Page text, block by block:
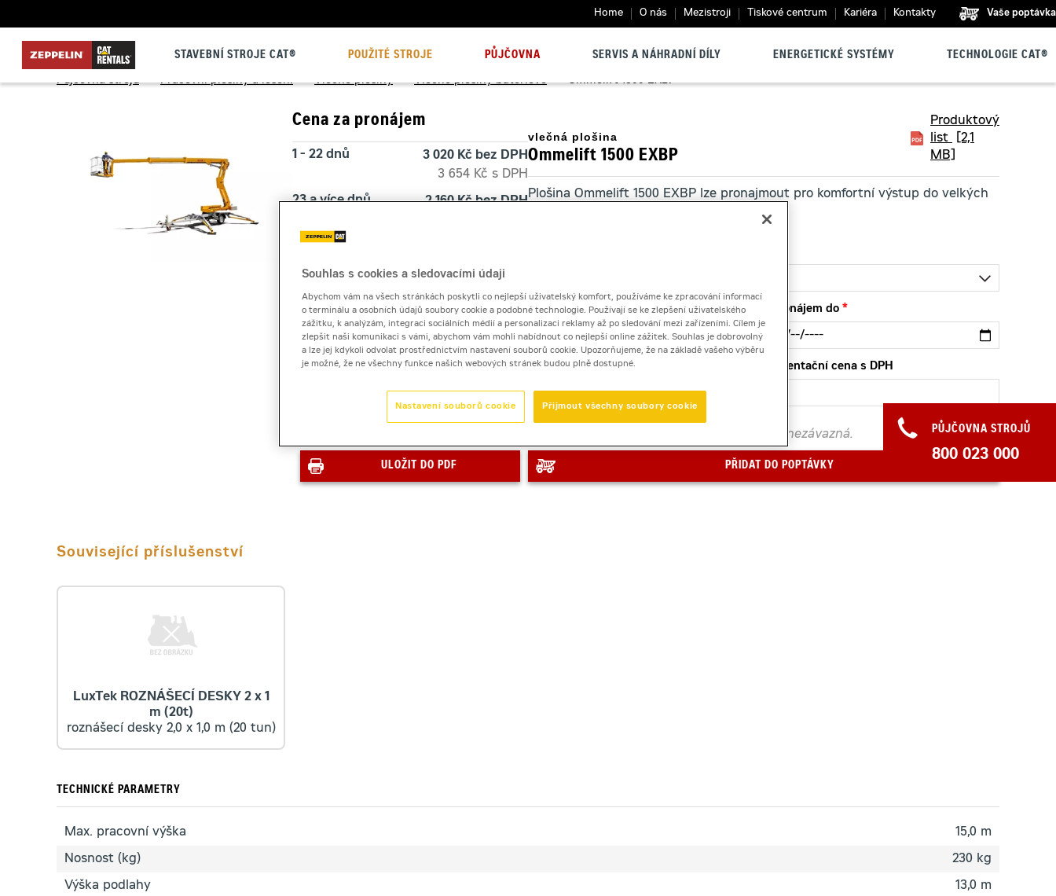
Home O nás Mezistroji Tiskové centrum Kariéra Kontakty Vaše poptávka
STAVEBNÍ STROJE CAT® POUŽITÉ STROJE PŮJČOVNA SERVIS A NÁHRADNÍ DÍLY ENERGETICKÉ SYSTÉMY TECHNOLOGIE CAT®
PŮJČOVNA STROJŮ
800 023 000
Půjčovna strojů > Pracovní plošiny a lešení > Vlečné plošiny > Vlečné plošiny bateriové > Ommelift 1500 EXBP
Cena za pronájem
1 - 22 dnů
3 020 Kč bez DPH
3 654 Kč s DPH
23 a více dnů
2 160 Kč bez DPH
Kauce
ULOŽIT DO PDF
vlečná plošina
Ommelift 1500 EXBP
Produktový
list
[2,1
MB]
Plošina Ommelift 1500 EXBP lze pronajmout pro komfortní výstup do velkých
Pronájem od Pronájem do
Počet dní Orientační cena s DPH
Zobrazená cena je orientační. Poptávka je nezávazná.
PŘIDAT DO POPTÁVKY
Související příslušenství
LuxTek ROZNÁŠECÍ DESKY 2 x 1
m (20t)
roznášecí desky 2,0 x 1,0 m (20 tun)
TECHNICKÉ PARAMETRY
Max. pracovní výška 15,0 m
Nosnost (kg) 230 kg
Výška podlahy 13,0 m
Souhlas s cookies a sledovacími údaji
Abychom vám na všech stránkách poskytli co nejlepší uživatelský komfort, používáme ke zpracování informací
o terminálu a osobních údajů soubory cookie a podobné technologie. Používají se ke zlepšení uživatelského
zážitku, k analýzám, integraci sociálních médií a personalizaci reklamy až po sledování mezi zařízeními. Cílem je
zlepšit naši komunikaci s vámi, abychom vám mohli nabídnout co nejlepší online zážitek. Souhlas je dobrovolný
a lze jej kdykoli odvolat prostřednictvím nastavení souborů cookie. Upozorňujeme, že na základě vašeho výběru
je možné, že ne všechny funkce našich webových stránek budou plně dostupné.
Přijmout všechny soubory cookie
Nastavení souborů cookie